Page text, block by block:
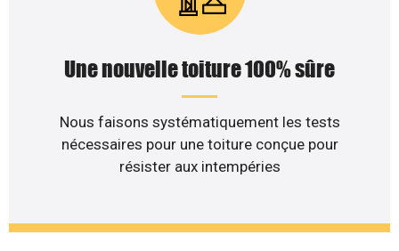
Une nouvelle toiture 100% sûre
Nous faisons systématiquement les tests
nécessaires pour une toiture conçue pour
résister aux intempéries